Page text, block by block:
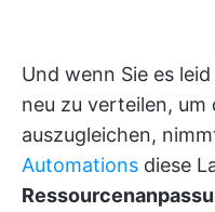
Und wenn Sie es
neu zu verteilen, um
auszugleichen,
Automations diese